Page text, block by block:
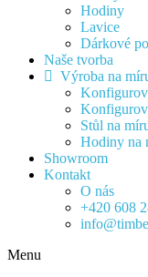
Hodiny
Lavice
Dárkové
Naše tvorba
Výroba na
Stůl na
Hodiny na
Showroom
Kontakt
O nás
+420 608
Menu